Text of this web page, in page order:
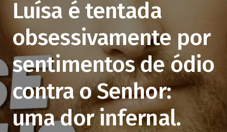
Luísa é tentada
obsessivamente por
sentimentos de ódio
contra o Senhor:
uma dor infernal.